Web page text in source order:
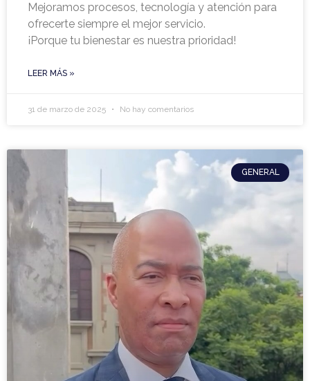
Mejoramos procesos, tecnología y atención para
ofrecerte siempre el mejor servicio.
¡Porque tu bienestar es nuestra prioridad!
LEER MÁS »
31 de marzo de 2025 No hay comentarios
GENERAL